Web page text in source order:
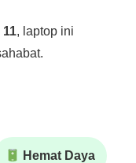
, laptop ini
Hemat Daya